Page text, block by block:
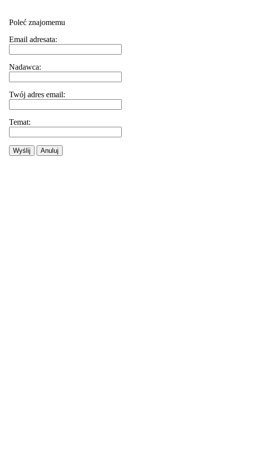
Poleć znajomemu
Email adresata:
Nadawca:
Twój adres email:
Temat:
Wyślij Anuluj